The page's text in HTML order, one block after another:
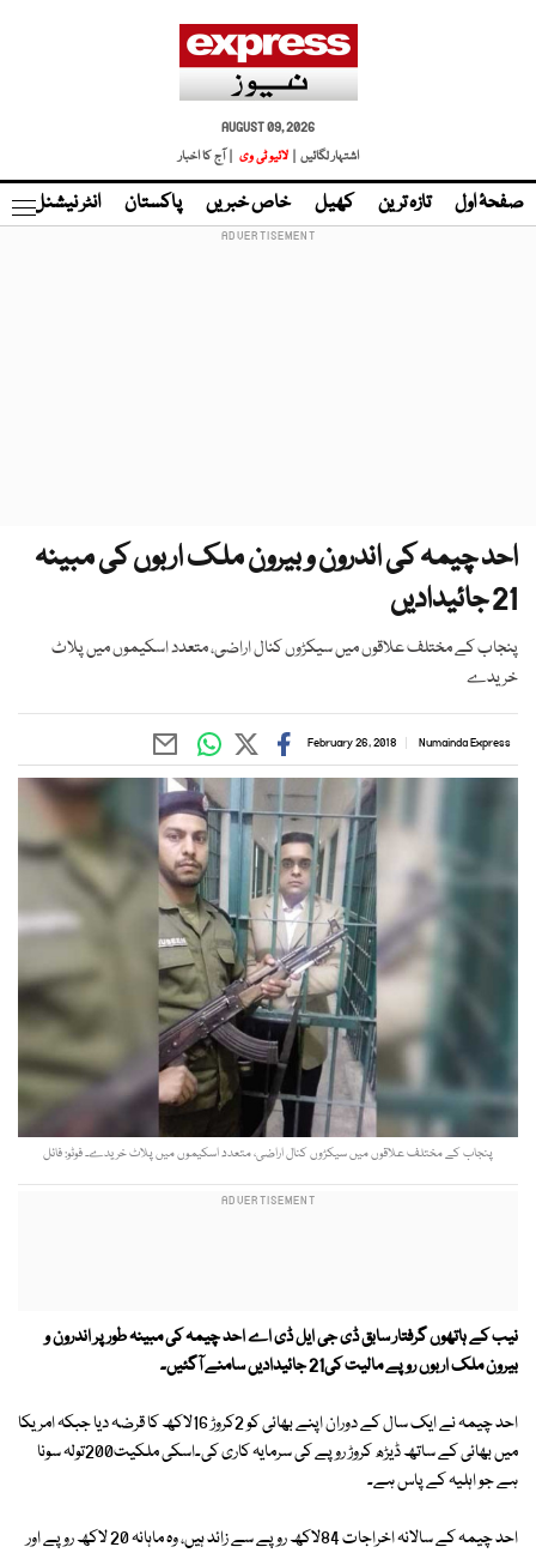
AUGUST 09, 2026
اشتہار لگائیں |
لائیو ٹی وی | آج کا اخبار
صفحۂ اول تازہ ترین کھیل خاص خبریں پاکستان انٹر نیشنل
احد چیمہ کی اندرون و بیرون ملک اربوں کی مبینہ
21 جائیدادیں
پنجاب کے مختلف علاقوں میں سیکڑوں کنال اراضی، متعدد اسکیموں میں پلاٹ
خریدے
Numainda Express
February 26, 2018
پنجاب کے مختلف علاقوں میں سیکڑوں کنال اراضی، متعدد اسکیموں میں پلاٹ خریدے۔ فوٹو: فائل
نیب کے ہاتھوں گرفتار سابق ڈی جی ایل ڈی اے احد چیمہ کی مبینہ طور پر اندرون و
بیرون ملک اربوں روپے مالیت کی21 جائیدادیں سامنے آگئیں۔
احد چیمہ نے ایک سال کے دوران اپنے بھائی کو 2کروڑ 16لاکھ کا قرضہ دیا جبکہ امریکا
میں بھائی کے ساتھ ڈیڑھ کروڑ روپے کی سرمایہ کاری کی۔اسکی ملکیت200تولہ سونا
ہے جو اہلیہ کے پاس ہے۔
احد چیمہ کے سالانہ اخراجات 84لاکھ روپے سے زائد ہیں، وہ ماہانہ 20 لاکھ روپے اور